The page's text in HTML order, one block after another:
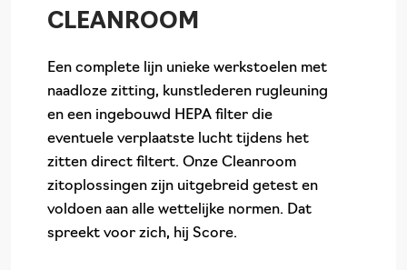
CLEANROOM
Een complete lijn unieke werkstoelen met
naadloze zitting, kunstlederen rugleuning
en een ingebouwd HEPA filter die
eventuele verplaatste lucht tijdens het
zitten direct filtert. Onze Cleanroom
zitoplossingen zijn uitgebreid getest en
voldoen aan alle wettelijke normen. Dat
spreekt voor zich, hij Score.